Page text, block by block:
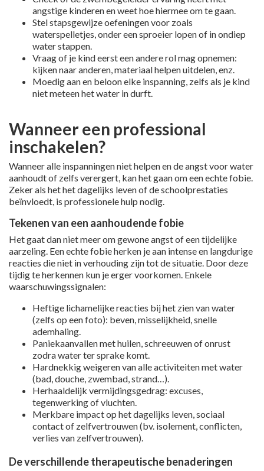
angstige kinderen en weet hoe hiermee om te gaan.
Stel stapsgewijze oefeningen voor zoals
waterspelletjes, onder een sproeier lopen of in ondiep
water stappen.
Vraag of je kind eerst een andere rol mag opnemen:
kijken naar anderen, materiaal helpen uitdelen, enz.
Moedig aan en beloon elke inspanning, zelfs als je kind
niet meteen het water in durft.
Wanneer een professional
inschakelen?
Wanneer alle inspanningen niet helpen en de angst voor water
aanhoudt of zelfs verergert, kan het gaan om een echte fobie.
Zeker als het het dagelijks leven of de schoolprestaties
beïnvloedt, is professionele hulp nodig.
Tekenen van een aanhoudende fobie
Het gaat dan niet meer om gewone angst of een tijdelijke
aarzeling. Een echte fobie herken je aan intense en langdurige
reacties die niet in verhouding zijn tot de situatie. Door deze
tijdig te herkennen kun je erger voorkomen. Enkele
waarschuwingssignalen:
Heftige lichamelijke reacties bij het zien van water
(zelfs op een foto): beven, misselijkheid, snelle
ademhaling.
Paniekaanvallen met huilen, schreeuwen of onrust
zodra water ter sprake komt.
Hardnekkig weigeren van alle activiteiten met water
(bad, douche, zwembad, strand…).
Herhaaldelijk vermijdingsgedrag: excuses,
tegenwerking of vluchten.
Merkbare impact op het dagelijks leven, sociaal
contact of zelfvertrouwen (bv. isolement, conflicten,
verlies van zelfvertrouwen).
De verschillende therapeutische benaderingen